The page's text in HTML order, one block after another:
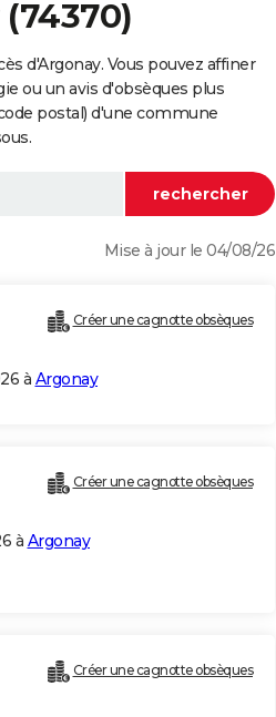
d'Argonay. Vous pouvez affiner
ou un avis d'obsèques plus
postal) d'une commune
Mise à jour le 04/08/26
Créer une cagnotte obsèques
à Argonay
Créer une cagnotte obsèques
à Argonay
Créer une cagnotte obsèques